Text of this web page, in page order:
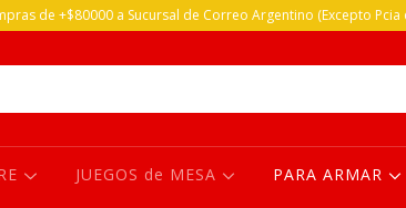
de +$80000 a Sucursal de Correo Argentino (Excepto
JUEGOS de MESA PARA ARMAR